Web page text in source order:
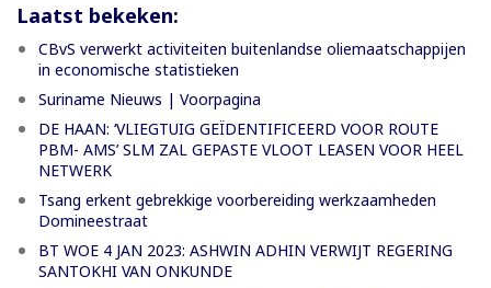
Laatst bekeken:
CBvS verwerkt activiteiten buitenlandse oliemaatschappijen
in economische statistieken
Suriname Nieuws | Voorpagina
DE HAAN: ‘VLIEGTUIG GEÏDENTIFICEERD VOOR ROUTE
PBM- AMS’ SLM ZAL GEPASTE VLOOT LEASEN VOOR HEEL
NETWERK
Tsang erkent gebrekkige voorbereiding werkzaamheden
Domineestraat
BT WOE 4 JAN 2023: ASHWIN ADHIN VERWIJT REGERING
SANTOKHI VAN ONKUNDE